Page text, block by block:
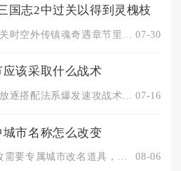
国志2中过关以得到灵槐枝
07-30
该采取什么战术
07-16
市名称怎么改变
二战风云2中城市名称修改需要专属城市改名道具，在开启内政玩法... 08-06